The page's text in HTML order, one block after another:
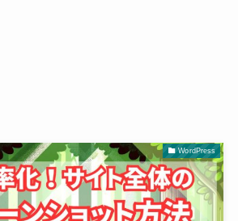
WordPress